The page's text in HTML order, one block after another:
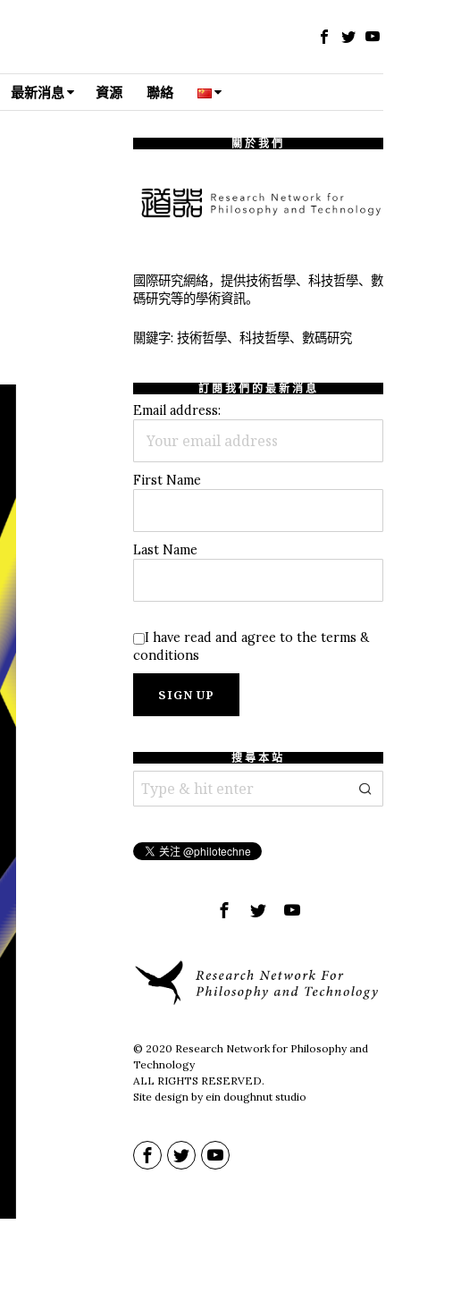
最新消息 資源 聯絡
關於我們
國際研究網絡，提供技術哲學、科技哲學、數
碼研究等的學術資訊。
關鍵字: 技術哲學、科技哲學、數碼研究
訂閱我們的最新消息
Email address:
First Name
Last Name
I have read and agree to the terms &
conditions
搜尋本站
© 2020 Research Network for Philosophy and
Technology
ALL RIGHTS RESERVED.
Site design by ein doughnut studio